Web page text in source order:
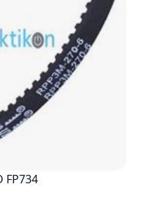
Ιμάντας μπλέντερ KENWOOD FP734